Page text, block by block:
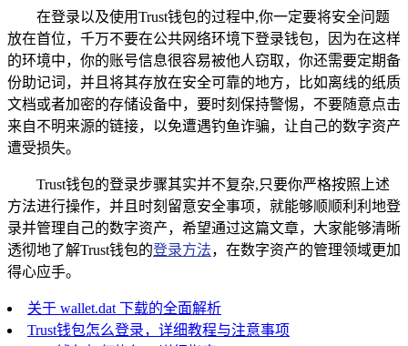
在登录以及使用Trust钱包的过程中,你一定要将安全问题
放在首位，千万不要在公共网络环境下登录钱包，因为在这样
的环境中，你的账号信息很容易被他人窃取，你还需要定期备
份助记词，并且将其存放在安全可靠的地方，比如离线的纸质
文档或者加密的存储设备中，要时刻保持警惕，不要随意点击
来自不明来源的链接，以免遭遇钓鱼诈骗，让自己的数字资产
遭受损失。
Trust钱包的登录步骤其实并不复杂,只要你严格按照上述
方法进行操作，并且时刻留意安全事项，就能够顺顺利利地登
录并管理自己的数字资产，希望通过这篇文章，大家能够清晰
透彻地了解Trust钱包的登录方法，在数字资产的管理领域更加
得心应手。
关于 wallet.dat 下载的全面解析
Trust钱包怎么登录，详细教程与注意事项